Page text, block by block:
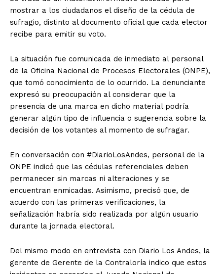
mostrar a los ciudadanos el diseño de la cédula de
sufragio, distinto al documento oficial que cada elector
recibe para emitir su voto.
La situación fue comunicada de inmediato al personal
de la Oficina Nacional de Procesos Electorales (ONPE),
que tomó conocimiento de lo ocurrido. La denunciante
expresó su preocupación al considerar que la
presencia de una marca en dicho material podría
generar algún tipo de influencia o sugerencia sobre la
decisión de los votantes al momento de sufragar.
En conversación con #DiarioLosAndes, personal de la
ONPE indicó que las cédulas referenciales deben
permanecer sin marcas ni alteraciones y se
encuentran enmicadas. Asimismo, precisó que, de
acuerdo con las primeras verificaciones, la
señalización habría sido realizada por algún usuario
durante la jornada electoral.
Del mismo modo en entrevista con Diario Los Andes, la
gerente de Gerente de la Contraloría indico que estos